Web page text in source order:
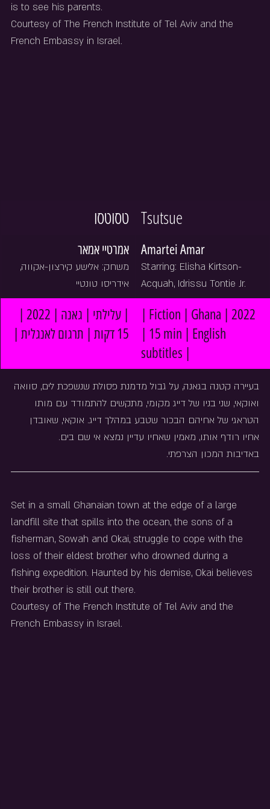
is to see his parents.
Courtesy of The French Institute of Tel Aviv and the
French Embassy in Israel.
טסוטסו Tsutsue
אמרטיי אמאר
משחק: אלישע קירצון-אקווה,
אידריסו טונטיי
Amartei Amar
Starring: Elisha Kirtson-
Acquah, Idrissu Tontie Jr.
| עלילתי | גאנה | 2022 |
15 דקות | תרגום לאנגלית |
| Fiction | Ghana | 2022
| 15 min | English
subtitles |
בעיירה קטנה בגאנה, על גבול מדמנת פסולת שנשפכת לים, סוואה
ואוקאי, שני בניו של דייג מקומי, מתקשים להתמודד עם מותו
הטראגי של אחיהם הבכור שטבע במהלך דייג. אוקאי, שאובדן
אחיו רודף אותו, מאמין שאחיו עדיין נמצא אי שם בים.
באדיבות המכון הצרפתי.
Set in a small Ghanaian town at the edge of a large
landfill site that spills into the ocean, the sons of a
fisherman, Sowah and Okai, struggle to cope with the
loss of their eldest brother who drowned during a
fishing expedition. Haunted by his demise, Okai believes
their brother is still out there.
Courtesy of The French Institute of Tel Aviv and the
French Embassy in Israel.